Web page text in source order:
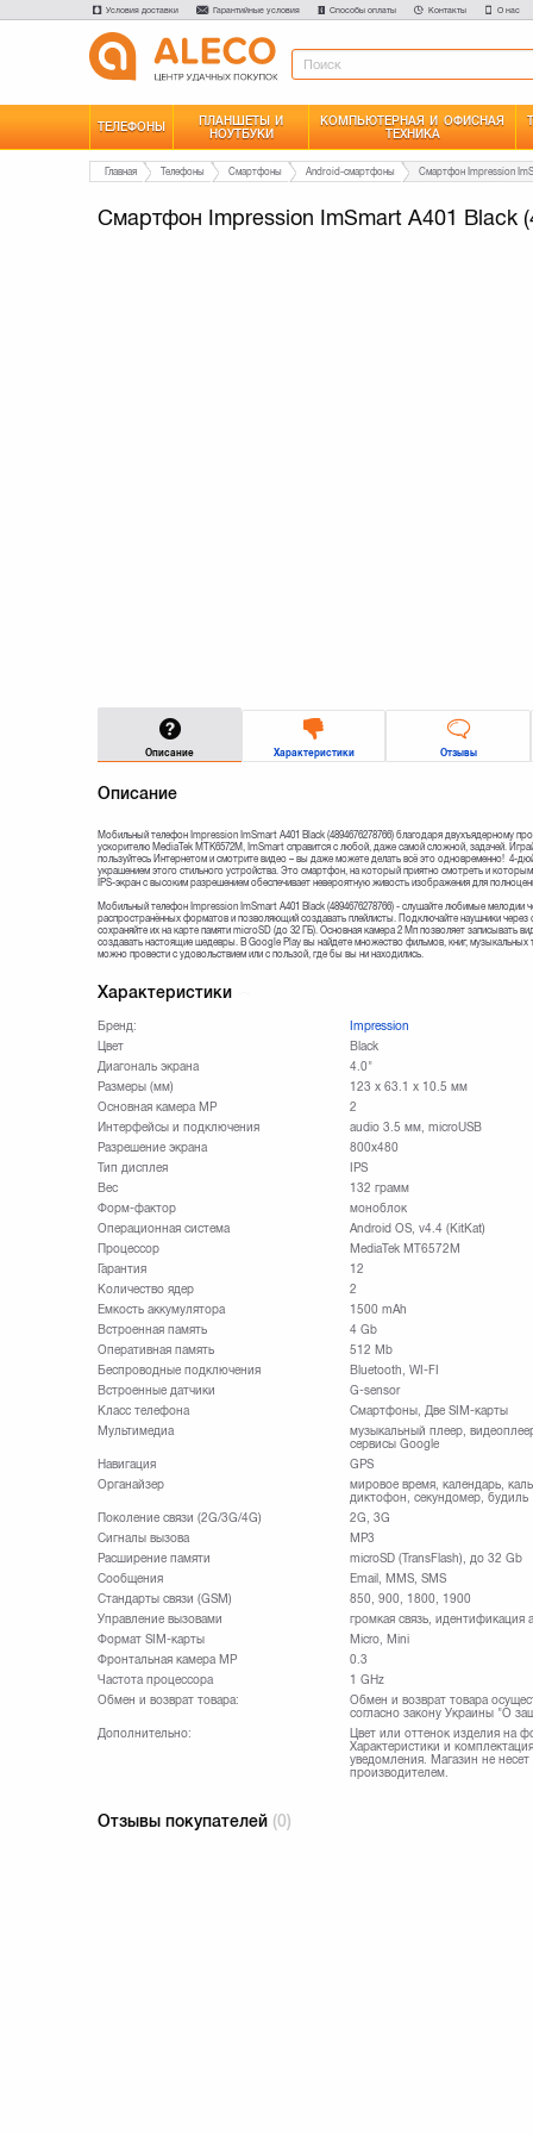
Условия доставки Гарантийные условия Способы оплаты Контакты О нас
ТЕЛЕФОНЫ
ПЛАНШЕТЫ И
НОУТБУКИ
КОМПЬЮТЕРНАЯ И ОФИСНАЯ
ТЕХНИКА
Главная Телефоны Смартфоны Android-смартфоны
Смартфон Impression ImSmart A401 Black
Описание Характеристики Отзывы
Описание
Мобильный телефон Impression ImSmart A401 Black (4894676278766) благодаря двухъядерному
ускорителю MediaTek MTK6572M, ImSmart справится с любой, даже самой сложной, задачей.
пользуйтесь Интернетом и смотрите видео – вы даже можете делать всё это одновременно! 4-
украшением этого стильного устройства. Это смартфон, на который приятно смотреть и
IPS-экран с высоким разрешением обеспечивает невероятную живость изображения для
Мобильный телефон Impression ImSmart A401 Black (4894676278766) - cлушайте любимые
распространённых форматов и позволяющий создавать плейлисты. Подключайте наушники
сохраняйте их на карте памяти microSD (до 32 ГБ). Основная камера 2 Мп позволяет записывать
создавать настоящие шедевры. В Google Play вы найдете множество фильмов, книг,
можно провести с удовольствием или с пользой, где бы вы ни находились.
Характеристики
Бренд:
Impression
Цвет
Black
Диагональ экрана
4.0"
Размеры (мм)
123 x 63.1 x 10.5 мм
Основная камера МР
2
Интерфейсы и подключения
audio 3.5 мм, microUSB
Разрешение экрана
800x480
Тип дисплея
IPS
Вес
132 грамм
Форм-фактор
моноблок
Операционная система
Android OS, v4.4 (KitKat)
Процессор
MediaTek MT6572M
Гарантия
12
Количество ядер
2
Емкость аккумулятора
1500 mAh
Встроенная память
4 Gb
Оперативная память
512 Mb
Беспроводные подключения
Bluetooth, WI-FI
Встроенные датчики
G-sensor
Класс телефона
Смартфоны, Две SIM-карты
Мультимедиа
музыкальный плеер,
сервисы Google
Навигация
GPS
Органайзер
мировое время, календарь,
диктофон, секундомер, будиль
Поколение связи (2G/3G/4G)
2G, 3G
Сигналы вызова
MP3
Расширение памяти
microSD (TransFlash), до 32 Gb
Сообщения
Email, MMS, SMS
Стандарты связи (GSM)
850, 900, 1800, 1900
Управление вызовами
громкая связь, идентификация
Формат SIM-карты
Micro, Mini
Фронтальная камера МР
0.3
Частота процессора
1 GHz
Обмен и возврат товара:
Обмен и возврат товара
согласно закону Украины "О
Дополнительно:
Цвет или оттенок изделия на
Характеристики и
уведомления. Магазин не
производителем.
Отзывы покупателей (0)